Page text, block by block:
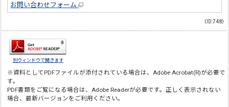
お問い合わせフォーム
（ID:748）
別ウィンドウで開きます
※資料としてPDFファイルが添付されている場合は、Adobe Acrobat(R)が必要で
す。
PDF書類をご覧になる場合は、Adobe Readerが必要です。正しく表示されない
場合、最新バージョンをご利用ください。